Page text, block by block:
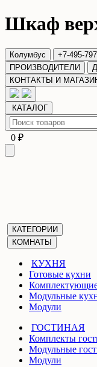
Шкаф
Колумбус
+7-495-
ПРОИЗВОДИТЕЛИ
КОНТАКТЫ И
КАТАЛОГ
0 ₽
КАТЕГОРИИ
КОМНАТЫ
КУХНЯ
Готовые кухни
Модульные
Модули
ГОСТИНАЯ
Комплекты
Модульные
Модули